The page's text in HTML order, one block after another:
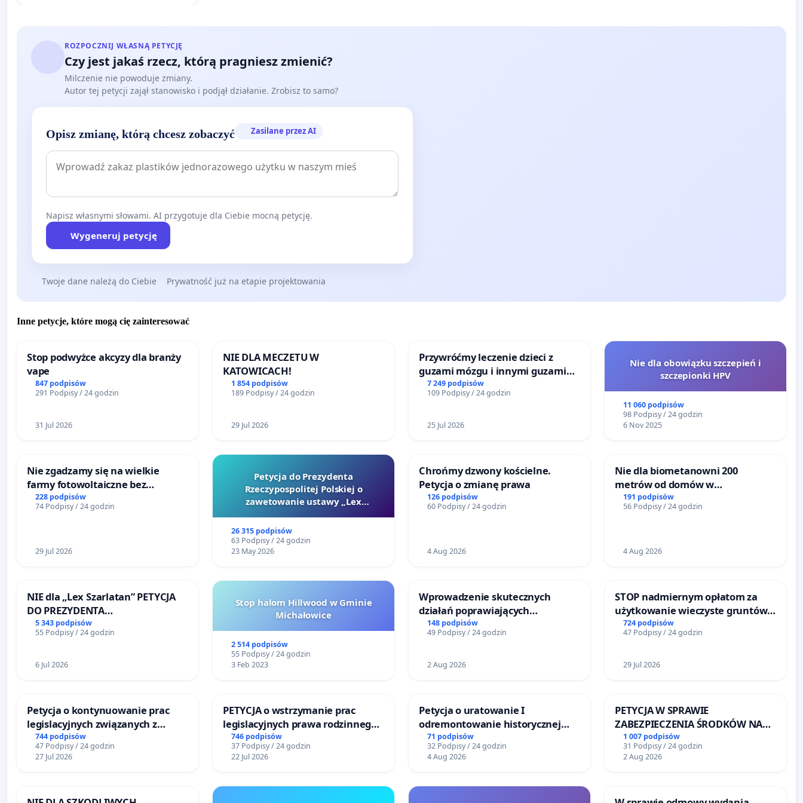
a) głębokie cięcia kosztów stałych (w tym zwolnienia grupowe);
b) fala bankructw szczególnie dot. małych i średnich firm (w tym szczególnie konieczność wypłaty środków z
Turystycznego Funduszu Gwarancyjnego na pokrycie niezrealizowanych wyjazdów turystycznych);
c) nieuregulowanie zobowiązań u podwykonawców takich jak hotele, restauracje, obiekty, firmy transportowe -
co wywoła efekt kuli śnieżnej ze względu na wagę zamówień klienta biznesowego na rynku;
konkurencyjnego globalnie partnera biznesowego - ze strony zagranicznych klientów (osób, firm, organizacji
społecznych, związków sportowych, stowarzyszeń etc.);
e) brak możliwości sprawnego przywrócenia podaży ze strony naszego sektora po zakończeniu kryzysu (w
pracowników zajmie nam nie miesiące, ale lata).
Wierzymy zatem w otwartą, szczerą i przede wszystkim partnerską wspólną dyskusję, która pozwoli na
sprawne, efektywne zarządzanie tą trudną sytuacją.
Wszystkim nam zależy na jak najszybszym wypracowaniu i wdrożeniu rozwiązań dzięki którym branża organizacji
wydarzeń i wyjazdów biznesowych będzie mogła przetrwać trudny czas, a po normalizacji sytuacji niezwłocznie wrócić do
pracy, oferując klientom niezmiennie usługi na najwyższym poziomie.
• Stowarzyszenia Komunikacji Marketingowej SAR
• Klubu Agencji Eventowych SAR
• Stowarzyszenia Branży Eventowej SBE
• Meeting Professional International Poland Chapter MPI
• Stowarzyszenia Przedstawicieli Organizatorów Turystyki Biznesowej SITE Poland
• Stowarzyszenie Konferencji Kongersy w Polsce SKKP
• Zrzeszenie Agentów IATA w Polsce
ROZPOCZNIJ WŁASNĄ PETYCJĘ
Czy jest jakaś rzecz, którą pragniesz zmienić?
Milczenie nie powoduje zmiany.
Autor tej petycji zajął stanowisko i podjął działanie. Zrobisz to samo?
Opisz zmianę, którą chcesz zobaczyć Zasilane przez AI
Napisz własnymi słowami. AI przygotuje dla Ciebie mocną petycję.
Wygeneruj petycję
Twoje dane należą do Ciebie Prywatność już na etapie projektowania
Inne petycje, które mogą cię zainteresować
Stop podwyżce akcyzy dla branży
vape
847 podpisów
291 Podpisy / 24 godzin
31 Jul 2026
NIE DLA MECZETU W
KATOWICACH!
1 854 podpisów
189 Podpisy / 24 godzin
29 Jul 2026
Przywróćmy leczenie dzieci z
guzami mózgu i innymi guzami
litymi do Górnośląskiego
Centrum Zdrowia Dziecka w
7 249 podpisów
109 Podpisy / 24 godzin
25 Jul 2026
Nie dla obowiązku szczepień i
szczepionki HPV
11 060 podpisów
98 Podpisy / 24 godzin
6 Nov 2025
Nie zgadzamy się na wielkie
farmy fotowoltaiczne bez
rzetelnych analiz i akceptacji
mieszkańców
228 podpisów
74 Podpisy / 24 godzin
29 Jul 2026
Petycja do Prezydenta
Rzeczypospolitej Polskiej o
zawetowanie ustawy „Lex
26 315 podpisów
63 Podpisy / 24 godzin
23 May 2026
Chrońmy dzwony kościelne.
Petycja o zmianę prawa
126 podpisów
60 Podpisy / 24 godzin
4 Aug 2026
Nie dla biometanowni 200
metrów od domów w
Biernatkach, gm. Wądroże
Wielkie
191 podpisów
56 Podpisy / 24 godzin
4 Aug 2026
NIE dla „Lex Szarlatan” PETYCJA
DO PREZYDENTA
RZECZYPOSPOLITEJ POLSKIEJ
5 343 podpisów
55 Podpisy / 24 godzin
6 Jul 2026
Stop halom Hillwood w Gminie
Michałowice
2 514 podpisów
55 Podpisy / 24 godzin
3 Feb 2023
Wprowadzenie skutecznych
działań poprawiających
bezpieczeństwo na ulicy
Żeromskiego w Otwocku
148 podpisów
49 Podpisy / 24 godzin
2 Aug 2026
STOP nadmiernym opłatom za
użytkowanie wieczyste gruntów
zajmowanych przez rodzinne
ogrody działkowe.
724 podpisów
47 Podpisy / 24 godzin
29 Jul 2026
Petycja o kontynuowanie prac
legislacyjnych związanych z
reformą prawa rodzinnego
744 podpisów
47 Podpisy / 24 godzin
27 Jul 2026
PETYCJA o wstrzymanie prac
legislacyjnych prawa rodzinnego
narażających ofiary przemocy
746 podpisów
37 Podpisy / 24 godzin
22 Jul 2026
Petycja o uratowanie I
odremontowanie historycznej
Lokomotywy sm42-914
71 podpisów
32 Podpisy / 24 godzin
4 Aug 2026
PETYCJA W SPRAWIE
ZABEZPIECZENIA ŚRODKÓW NA
FUNKCJONOWANIE SCHRONISKA
DLA BEZDOMNYCH ZWIERZĄT W
SKARYSZEWIE
1 007 podpisów
31 Podpisy / 24 godzin
2 Aug 2026